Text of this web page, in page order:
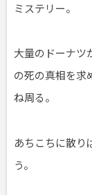
ミステリー。
大量のドーナツ
の死の真相を求
ね周る。
あちこちに散り
う。